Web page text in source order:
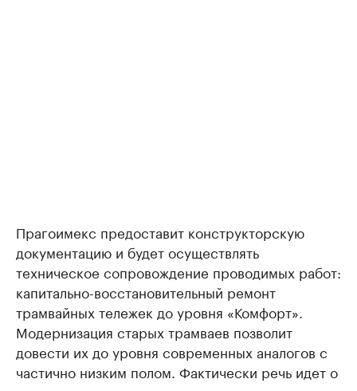
Прагоимекс предоставит конструкторскую
документацию и будет осуществлять
техническое сопровождение проводимых работ:
капитально-восстановительный ремонт
трамвайных тележек до уровня «Комфорт».
Модернизация старых трамваев позволит
довести их до уровня современных аналогов с
частично низким полом. Фактически речь идет о